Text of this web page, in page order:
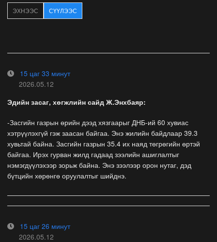
ЭХНЭЭС СҮҮЛЭЭС
15 цаг 33 минут
2026.05.12
Эдийн засаг, хөгжлийн сайд Ж.Энхбаяр:
-Засгийн газрын өрийн дээд хязгаарыг ДНБ-ий 60 хувиас
хэтрүүлэхгүй гэж заасан байгаа. Энэ жилийн байдлаар 39.3
хувьтай байна. Засгийн газрын 35.4 их наяд төгрөгийн өртэй
байгаа. Ирэх гурван жилд гадаад зээлийн ашиглалтыг
нэмэгдүүлэхээр зорьж байна. Энэ зээлээр орон нутаг, дэд
бүтцийн хөрөнгө оруулалтыг шийднэ.
15 цаг 26 минут
2026.05.12